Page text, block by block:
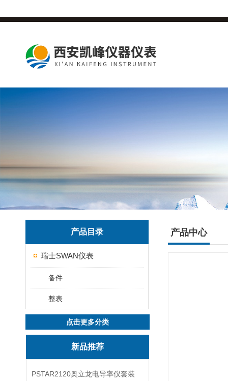
产品目录
瑞士SWAN仪表
备件
整表
点击更多分类
新品推荐
PSTAR2120奥立龙电导率仪套装
产品中心